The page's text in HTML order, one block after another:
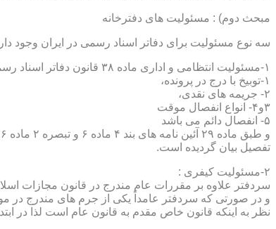
مبحث دوم) : مسئولیت های دفترخانه
سه نوع مسئولیت برای دفاتر اسناد رسمی در ایران وجود
۱-مسئولیت انتظامی و اداری ماده ۳۸ قانون دفاتر اسناد رسمی مجازات های انتظامی را برمی شمرد که ۵ درجه شامل :
۱-توبیخ با درج در پرونده،
۲- جریمه های نقدی،
۳و۴- انواع انفصال موقت
۵- انفصال دائم می باشد
تفصیل بیان گردیده است.
۲-مسئولیت کیفری :
سردفتر علاوه بر مقررات عام مندرج در قانون مجازات اسلامی، مقررات خاصی نیز در مواد
و در صورتی که سردفتر عامداً یکی از جرم های مندرج
نظر به اینکه قانون خاص مقدم به قانون عام است لذا در